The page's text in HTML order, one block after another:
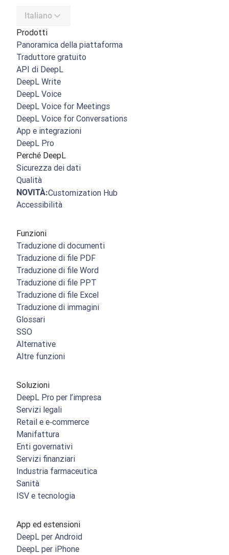
Italiano
Prodotti
Panoramica della piattaforma
Traduttore gratuito
API di DeepL
DeepL Write
DeepL Voice
DeepL Voice for Meetings
DeepL Voice for Conversations
App e integrazioni
DeepL Pro
Perché DeepL
Sicurezza dei dati
Qualità
NOVITÀ:Customization Hub
Accessibilità
Funzioni
Traduzione di documenti
Traduzione di file PDF
Traduzione di file Word
Traduzione di file PPT
Traduzione di file Excel
Traduzione di immagini
Glossari
SSO
Alternative
Altre funzioni
Soluzioni
DeepL Pro per l’impresa
Servizi legali
Retail e e‑commerce
Manifattura
Enti governativi
Servizi finanziari
Industria farmaceutica
Sanità
ISV e tecnologia
App ed estensioni
DeepL per Android
DeepL per iPhone